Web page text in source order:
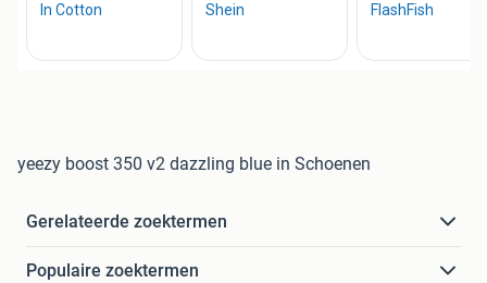
yeezy boost 350 v2 dazzling blue in Schoenen
Gerelateerde zoektermen
Populaire zoektermen